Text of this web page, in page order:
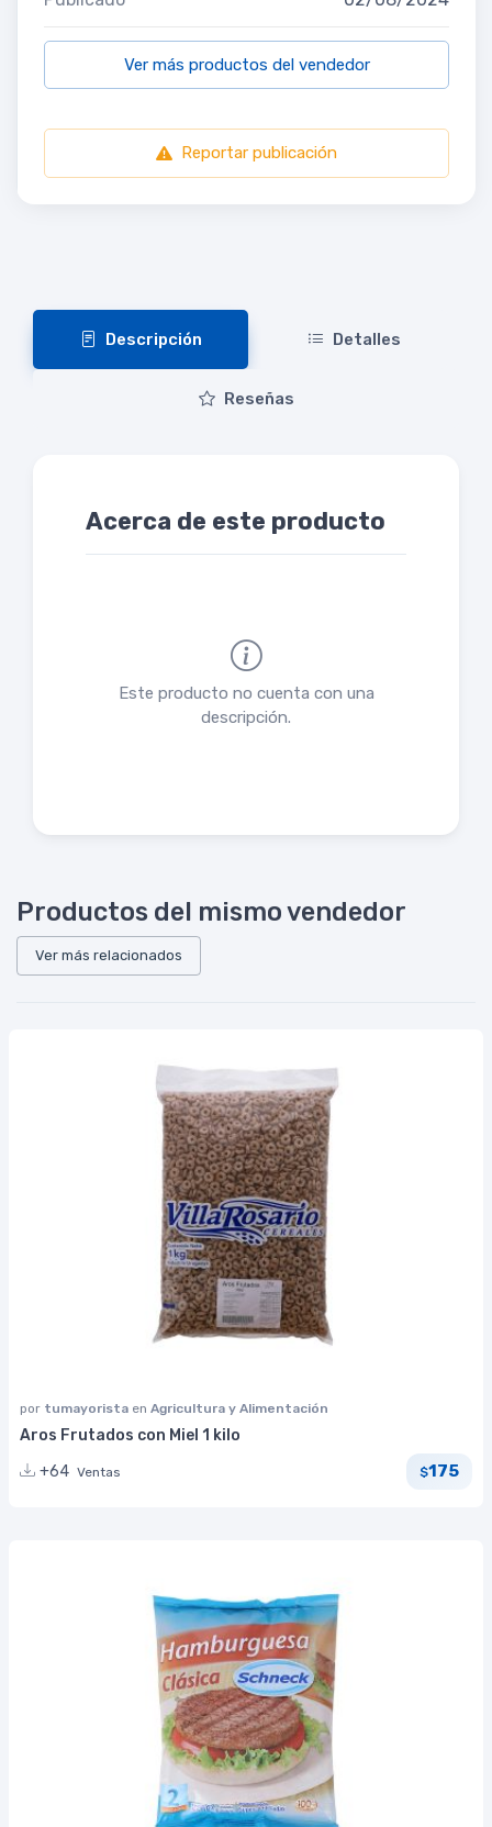
Ver más productos del vendedor
Reportar publicación
Descripción Detalles
Reseñas
Acerca de este producto
Este producto no cuenta con una
descripción.
Productos del mismo vendedor
Ver más relacionados
por tumayorista en Agricultura y Alimentación
Aros Frutados con Miel 1 kilo
+64 Ventas $175